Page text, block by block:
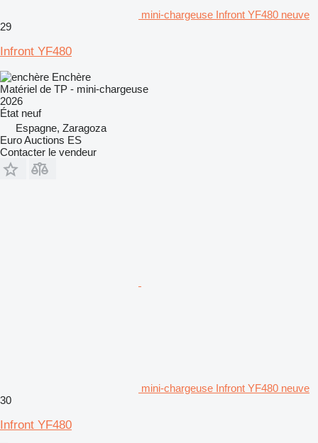
mini-chargeuse Infront YF480 neuve
29
Infront YF480
Enchère
Matériel de TP - mini-chargeuse
2026
État neuf
Espagne, Zaragoza
Euro Auctions ES
Contacter le vendeur
mini-chargeuse Infront YF480 neuve
30
Infront YF480